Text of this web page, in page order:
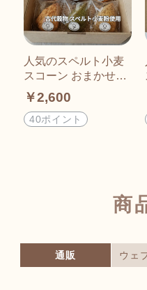
人気のスペルト小麦
スコーン おまかせ６
個セット
￥2,600
40ポイント
商
通販 ウェ